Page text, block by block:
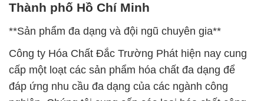
Thành phố Hồ Chí Minh
**Sản phẩm đa dạng và đội ngũ chuyên gia**
Công ty Hóa Chất Đắc Trường Phát hiện nay cung
cấp một loạt các sản phẩm hóa chất đa dạng để
đáp ứng nhu cầu đa dạng của các ngành công